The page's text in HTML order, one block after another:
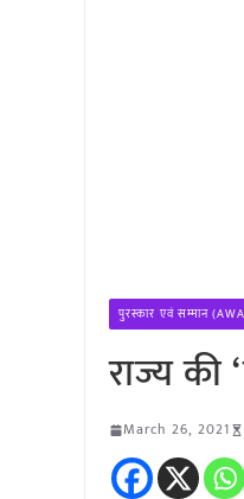
पुरस्कार एवं सम्मान
राज्य की
March 26, 2021